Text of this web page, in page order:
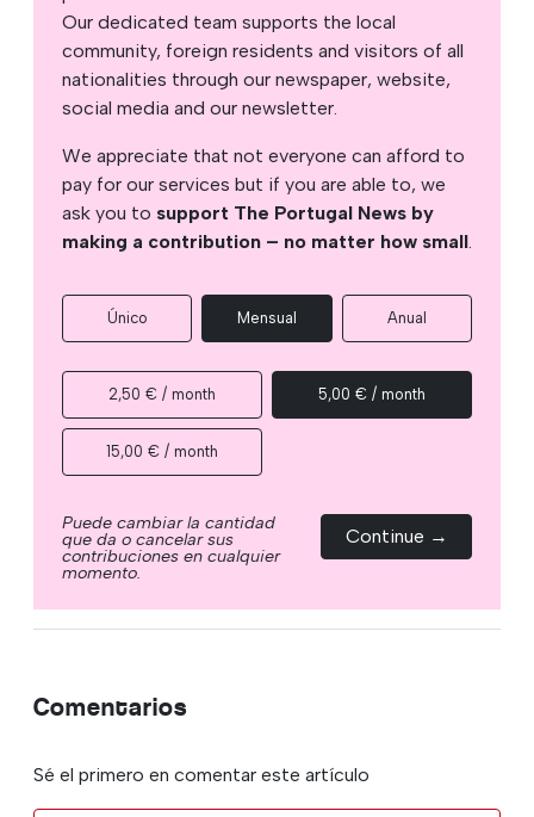
Our dedicated team supports the local
community, foreign residents and visitors of all
nationalities through our newspaper, website,
social media and our newsletter.
We appreciate that not everyone can afford to
pay for our services but if you are able to, we
ask you to support The Portugal News by
making a contribution – no matter how small.
Único Mensual Anual
2,50 € / month 5,00 € / month
15,00 € / month
Puede cambiar la cantidad
que da o cancelar sus
contribuciones en cualquier
momento.
Continue →
Comentarios
Sé el primero en comentar este artículo